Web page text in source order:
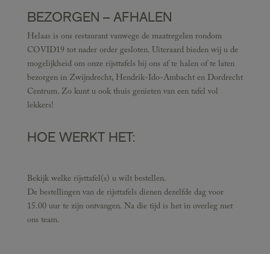
BEZORGEN – AFHALEN
Helaas is ons restaurant vanwege de maatregelen rondom
COVID19 tot nader order gesloten. Uiteraard bieden wij u de
mogelijkheid om onze rijsttafels bij ons af te halen of te laten
bezorgen in Zwijndrecht, Hendrik-Ido-Ambacht en Dordrecht
Centrum. Zo kunt u ook thuis genieten van een tafel vol
lekkers!
HOE WERKT HET:
Bekijk welke rijsttafel(s) u wilt bestellen.
De bestellingen van de rijsttafels dienen dezelfde dag voor
15.00 uur te zijn ontvangen. Na die tijd is het in overleg met
ons team.